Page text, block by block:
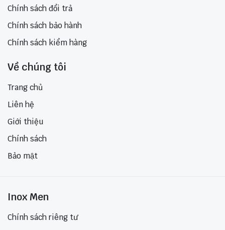
Chính sách đổi trả
Chính sách bảo hành
Chính sách kiểm hàng
Về chúng tôi
Trang chủ
Liên hệ
Giới thiệu
Chính sách
Bảo mật
Inox Men
Chính sách riêng tư